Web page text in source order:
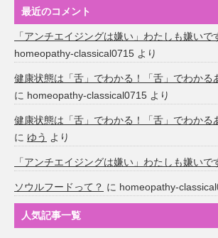
最近のコメント
「アンチエイジングは嫌い」わたしも嫌いで
homeopathy-classical0715 より
健康状態は「舌」でわかる！「舌」でわかる
に homeopathy-classical0715 より
健康状態は「舌」でわかる！「舌」でわかる
に ゆう より
「アンチエイジングは嫌い」わたしも嫌いで
ソウルフードって？ に homeopathy-
人気記事一覧